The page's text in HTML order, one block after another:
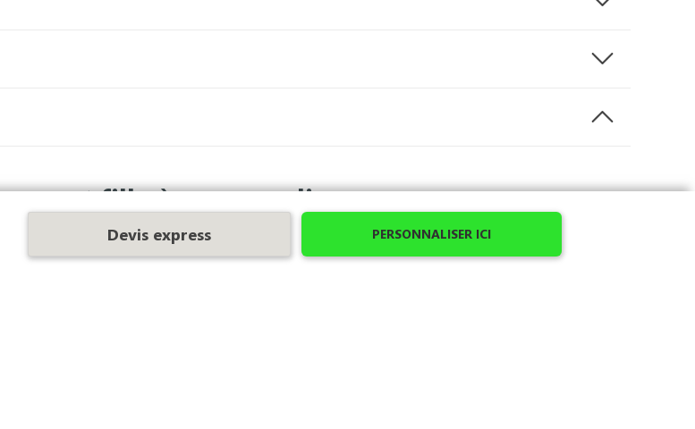
et fille à personnaliser
bébé sera originale et variée. Improvisez-vous créateur de mode le temps d’un instant en
Devis express PERSONNALISER ICI